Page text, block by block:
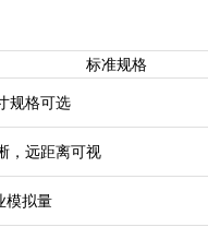
标准规格
规格可选
，远距离可视
模拟量